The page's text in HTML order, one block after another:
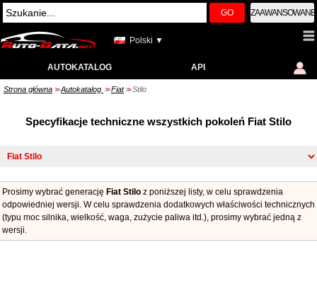
GO ZAAWANSOWANE
Polski ▼
AUTOKATALOG API
Strona główna >> Autokatalog >> Fiat >> Stilo
Specyfikacje techniczne wszystkich pokoleń Fiat Stilo
Prosimy wybrać generację Fiat Stilo z poniższej listy, w celu sprawdzenia
odpowiedniej wersji. W celu sprawdzenia dodatkowych właściwości technicznych
(typu moc silnika, wielkość, waga, zużycie paliwa itd.), prosimy wybrać jedną z
wersji.